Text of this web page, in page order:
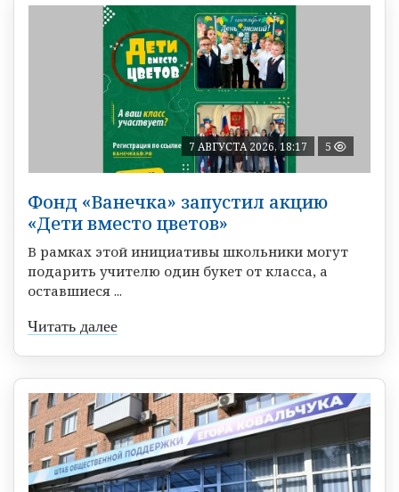
7 АВГУСТА 2026, 18:17 5
Фонд «Ванечка» запустил акцию
«Дети вместо цветов»
В рамках этой инициативы школьники могут
подарить учителю один букет от класса, а
оставшиеся ...
Читать далее